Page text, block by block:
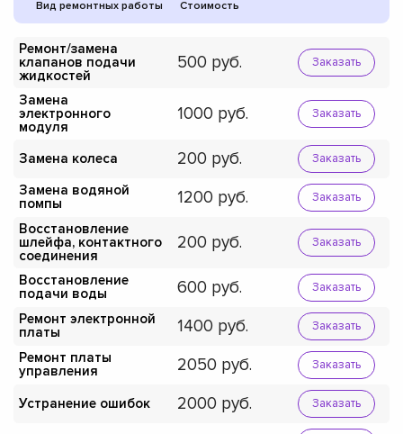
Вид ремонтных работы Стоимость
Ремонт/замена
клапанов подачи
жидкостей
500 Заказать
Замена
электронного
модуля
1000 Заказать
Замена колеса 200 Заказать
Замена водяной
помпы
1200 Заказать
Восстановление
шлейфа, контактного
соединения
200 Заказать
Восстановление
подачи воды
600 Заказать
Ремонт электронной
платы
1400 Заказать
Ремонт платы
управления
2050 Заказать
Устранение ошибок 2000 Заказать